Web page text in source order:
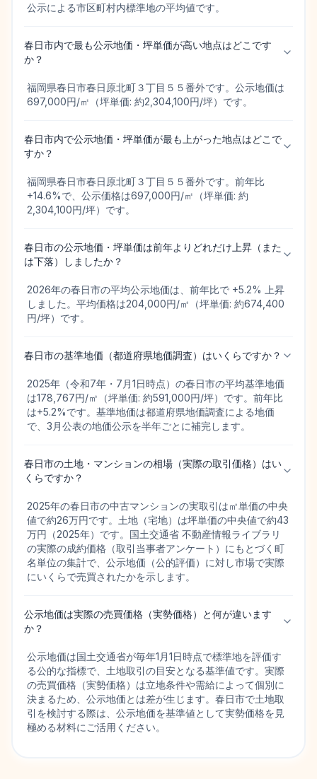
公示による市区町村内標準地の平均値です。
春日市内で最も公示地価・坪単価が高い地点はどこです
か？
福岡県春日市春日原北町３丁目５５番外です。公示地価は
697,000円/㎡（坪単価: 約2,304,100円/坪）です。
春日市内で公示地価・坪単価が最も上がった地点はどこで
すか？
福岡県春日市春日原北町３丁目５５番外です。前年比
+14.6%で、公示価格は697,000円/㎡（坪単価: 約
2,304,100円/坪）です。
春日市の公示地価・坪単価は前年よりどれだけ上昇（また
は下落）しましたか？
2026年の春日市の平均公示地価は、前年比で +5.2% 上昇
しました。平均価格は204,000円/㎡（坪単価: 約674,400
円/坪）です。
春日市の基準地価（都道府県地価調査）はいくらですか？
2025年（令和7年・7月1日時点）の春日市の平均基準地価
は178,767円/㎡（坪単価: 約591,000円/坪）です。前年比
は+5.2%です。基準地価は都道府県地価調査による地価
で、3月公表の地価公示を半年ごとに補完します。
春日市の土地・マンションの相場（実際の取引価格）はい
くらですか？
2025年の春日市の中古マンションの実取引は㎡単価の中央
値で約26万円です。土地（宅地）は坪単価の中央値で約43
万円（2025年）です。国土交通省 不動産情報ライブラリ
の実際の成約価格（取引当事者アンケート）にもとづく町
名単位の集計で、公示地価（公的評価）に対し市場で実際
にいくらで売買されたかを示します。
公示地価は実際の売買価格（実勢価格）と何が違います
か？
公示地価は国土交通省が毎年1月1日時点で標準地を評価す
る公的な指標で、土地取引の目安となる基準値です。実際
の売買価格（実勢価格）は立地条件や需給によって個別に
決まるため、公示地価とは差が生じます。春日市で土地取
引を検討する際は、公示地価を基準値として実勢価格を見
極める材料にご活用ください。